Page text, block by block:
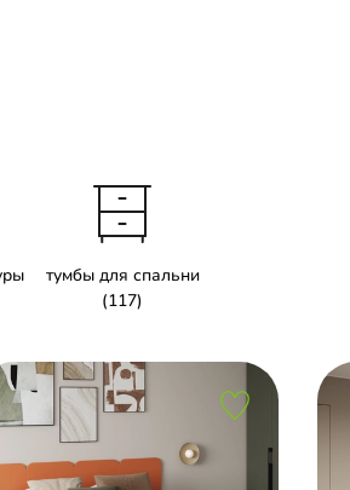
тумбы для спальни
(117)